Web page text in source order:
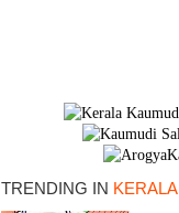
TRENDING IN KERALA